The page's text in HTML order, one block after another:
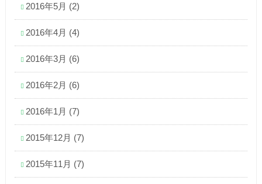
2016年5月 (2)
2016年4月 (4)
2016年3月 (6)
2016年2月 (6)
2016年1月 (7)
2015年12月 (7)
2015年11月 (7)